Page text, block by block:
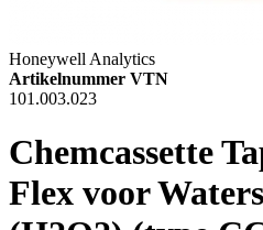
Honeywell Analytics
Artikelnummer VTN
101.003.023
Chemcassette
Flex voor